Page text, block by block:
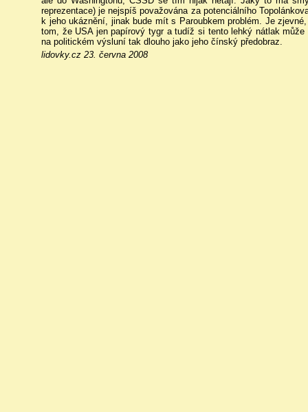
reprezentace) je nejspíš považována za potenciálního
k jeho ukáznění, jinak bude mít s Paroubkem problém. Je
tom, že USA jen papírový tygr a tudíž si tento lehký nátlak
na politickém výsluní tak dlouho jako jeho čínský předobraz.
lidovky.cz 23. června 2008